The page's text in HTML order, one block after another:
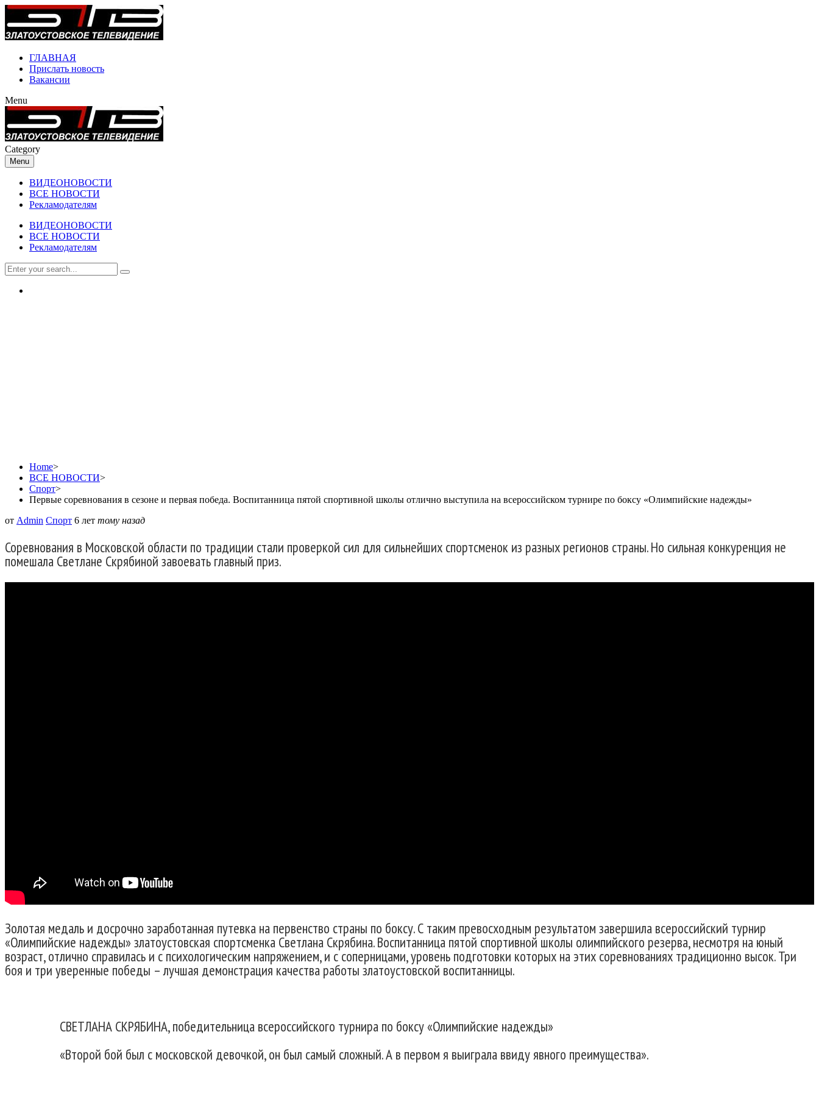
ГЛАВНАЯ
Прислать новость
Вакансии
Menu
Category
Menu
ВИДЕОНОВОСТИ
ВСЕ НОВОСТИ
Рекламодателям
ВИДЕОНОВОСТИ
ВСЕ НОВОСТИ
Рекламодателям
Home>
ВСЕ НОВОСТИ>
Спорт>
Первые соревнования в сезоне и первая победа. Воспитанница пятой спортивной школы отлично выступила на всероссийском турнире по боксу «Олимпийские надежды»
от Admin Спорт 6 лет тому назад
Соревнования в Московской области по традиции стали проверкой сил для сильнейших спортсменок из разных регионов страны. Но сильная конкуренция не
помешала Светлане Скрябиной завоевать главный приз.
Золотая медаль и досрочно заработанная путевка на первенство страны по боксу. С таким превосходным результатом завершила всероссийский турнир
«Олимпийские надежды» златоустовская спортсменка Светлана Скрябина. Воспитанница пятой спортивной школы олимпийского резерва, несмотря на юный
возраст, отлично справилась и с психологическим напряжением, и с соперницами, уровень подготовки которых на этих соревнованиях традиционно высок. Три
боя и три уверенные победы – лучшая демонстрация качества работы златоустовской воспитанницы.
СВЕТЛАНА СКРЯБИНА, победительница всероссийского турнира по боксу «Олимпийские надежды»
«Второй бой был с московской девочкой, он был самый сложный. А в первом я выиграла ввиду явного преимущества».